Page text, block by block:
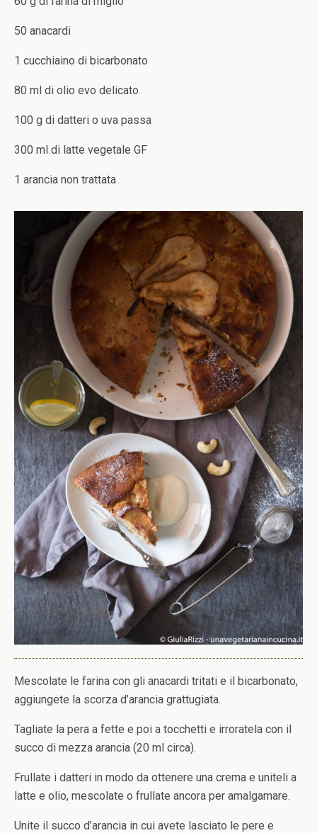
50 anacardi
1 cucchiaino di bicarbonato
80 ml di olio evo delicato
100 g di datteri o uva passa
300 ml di latte vegetale GF
1 arancia non trattata
Mescolate le farina con gli anacardi tritati e il bicarbonato,
aggiungete la scorza d’arancia grattugiata.
Tagliate la pera a fette e poi a tocchetti e irroratela con il
succo di mezza arancia (20 ml circa).
Frullate i datteri in modo da ottenere una crema e uniteli a
latte e olio, mescolate o frullate ancora per amalgamare.
Unite il succo d’arancia in cui avete lasciato le pere e